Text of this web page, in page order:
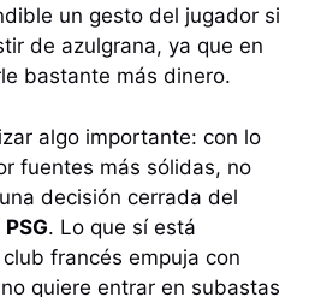
un gesto del jugador si
de azulgrana, ya que en
bastante más dinero.
algo importante: con lo
fuentes más sólidas, no
decisión cerrada del
PSG. Lo que sí está
francés empuja con
no quiere entrar en subastas